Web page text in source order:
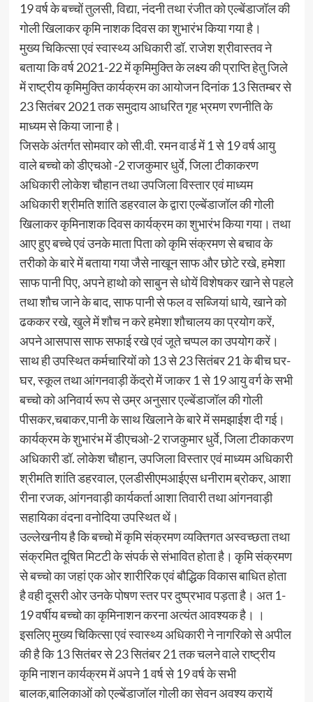
19 वर्ष के बच्चों तुलसी, विद्या, नंदनी तथा रंजीत को एल्बेंडाजॉल की
गोली खिलाकर कृमि नाशक दिवस का शुभारंभ किया गया है।
मुख्य चिकित्सा एवं स्वास्थ्य अधिकारी डॉ. राजेश श्रीवास्तव ने
बताया कि वर्ष 2021-22 में कृमिमुक्ति के लक्ष्य की प्राप्ति हेतु जिले
में राष्ट्रीय कृमिमुक्ति कार्यक्रम का आयोजन दिनांक 13 सितम्बर से
23 सितंबर 2021 तक समुदाय आधरित गृह भ्रमण रणनीति के
माध्यम से किया जाना है।
जिसके अंतर्गत सोमवार को सी.वी. रमन वार्ड में 1 से 19 वर्ष आयु
वाले बच्चो को डीएचओ -2 राजकुमार धुर्वे, जिला टीकाकरण
अधिकारी लोकेश चौहान तथा उपजिला विस्तार एवं माध्यम
अधिकारी श्रीमति शांति डहरवाल के द्वारा एल्बेंडाजॉल की गोली
खिलाकर कृमिनाशक दिवस कार्यक्रम का शुभारंभ किया गया। तथा
आए हुए बच्चे एवं उनके माता पिता को कृमि संक्रमण से बचाव के
तरीको के बारे में बताया गया जैसे नाखून साफ और छोटे रखे, हमेशा
साफ पानी पिए, अपने हाथो को साबुन से धोयें विशेषकर खाने से पहले
तथा शौच जाने के बाद, साफ पानी से फल व सब्जियां धाये, खाने को
ढककर रखे, खुले में शौच न करे हमेशा शौचालय का प्रयोग करें,
अपने आसपास साफ सफाई रखे एवं जूते चप्पल का उपयोग करें।
साथ ही उपस्थित कर्मचारियों को 13 से 23 सितंबर 21 के बीच घर-
घर, स्कूल तथा आंगनवाड़ी केंद्रो में जाकर 1 से 19 आयु वर्ग के सभी
बच्चो को अनिवार्य रूप से उम्र अनुसार एल्बेंडाजॉल की गोली
पीसकर,चबाकर,पानी के साथ खिलाने के बारे में समझाईश दी गई।
कार्यक्रम के शुभारंभ में डीएचओ-2 राजकुमार धुर्वे, जिला टीकाकरण
अधिकारी डॉ. लोकेश चौहान, उपजिला विस्तार एवं माध्यम अधिकारी
श्रीमति शांति डहरवाल, एलडीसीएमआईएस धनीराम ब्रोकर, आशा
रीना रजक, आंगनवाड़ी कार्यकर्ता आशा तिवारी तथा आंगनवाड़ी
सहायिका वंदना वनोदिया उपस्थित थें।
उल्लेखनीय है कि बच्चो में कृमि संक्रमण व्यक्तिगत अस्वच्छता तथा
संक्रमित दूषित मिटटी के संपर्क से संभावित होता है। कृमि संक्रमण
से बच्चो का जहां एक ओर शारीरिक एवं बौद्धिक विकास बाधित होता
है वही दूसरी ओर उनके पोषण स्तर पर दुष्प्रभाव पड़ता है। अत 1-
19 वर्षीय बच्चो का कृमिनाशन करना अत्यंत आवश्यक है। ।
इसलिए मुख्य चिकित्सा एवं स्वास्थ्य अधिकारी ने नागरिको से अपील
की है कि 13 सितंबर से 23 सितंबर 21 तक चलने वाले राष्ट्रीय
कृमि नाशन कार्यक्रम में अपने 1 वर्ष से 19 वर्ष के सभी
बालक,बालिकाओं को एल्बेंडाजॉल गोली का सेवन अवश्य करायें